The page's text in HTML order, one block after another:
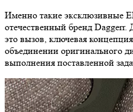
Именно такие эксклюзивные
отечественный бренд Daggerr.
это вызов, ключевая
объединении оригинального
выполнения поставленной